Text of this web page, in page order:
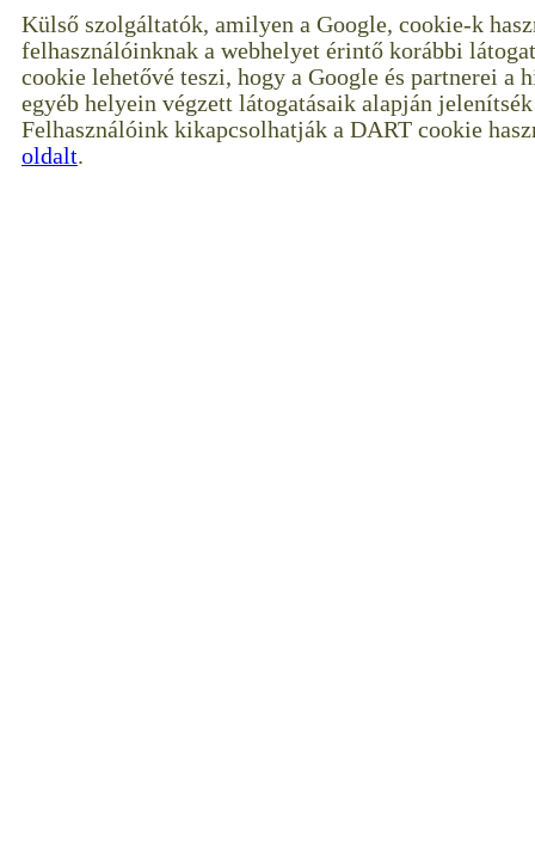
Külső szolgáltatók, amilyen a Google, cookie-k
felhasználóinknak a webhelyet érintő korábbi
cookie lehetővé teszi, hogy a Google és partnerei a
egyéb helyein végzett látogatásaik alapján
Felhasználóink kikapcsolhatják a DART cookie
oldalt.